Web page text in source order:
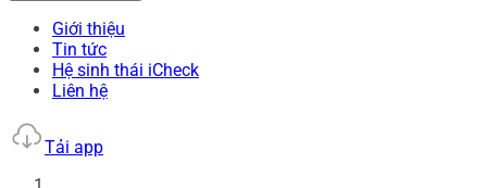
Giới thiệu
Tin tức
Hệ sinh thái iCheck
Liên hệ
Tải app